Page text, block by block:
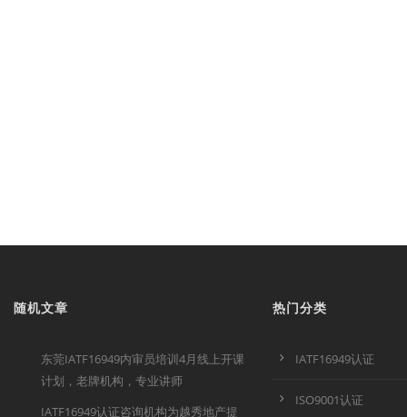
随机文章
东莞IATF16949内审员培训4月线上开课
计划，老牌机构，专业讲师
IATF16949认证咨询机构为越秀地产提
热门分类
IATF16949认证
ISO9001认证